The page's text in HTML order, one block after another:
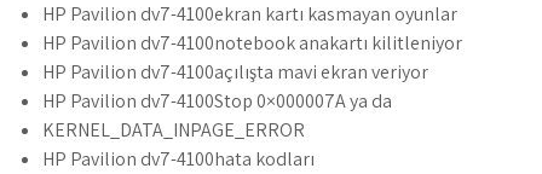
HP Pavilion dv7-4100ekran kartı kasmayan oyunlar
HP Pavilion dv7-4100notebook anakartı kilitleniyor
HP Pavilion dv7-4100açılışta mavi ekran veriyor
HP Pavilion dv7-4100Stop 0×000007A ya da
KERNEL_DATA_INPAGE_ERROR
HP Pavilion dv7-4100hata kodları